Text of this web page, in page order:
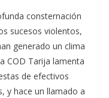
consternación
sucesos violentos,
generado un clima
COD Tarija lamenta
de efectivos
y hace un llamado a